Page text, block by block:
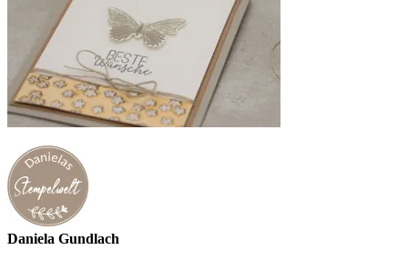
Daniela Gundlach